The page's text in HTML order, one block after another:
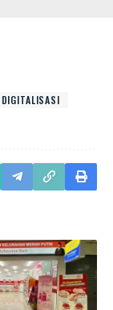
DIGITALISASI